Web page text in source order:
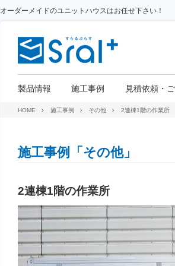
オーダーメイドのユニットハウスはお任せ下さい！
製品情報 施工事例 見積依頼・
HOME 施工事例 その他 2連棟1階の作業所
施工事例「その他」
2連棟1階の作業所